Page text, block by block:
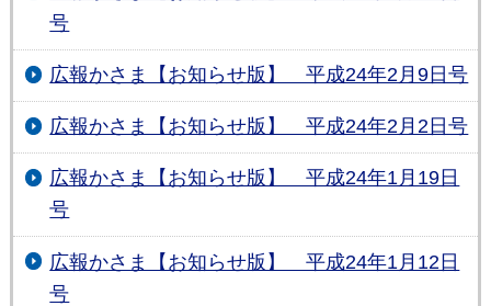
号
広報かさま【お知らせ版】 平成24年2月9日号
広報かさま【お知らせ版】 平成24年2月2日号
広報かさま【お知らせ版】 平成24年1月19日
号
広報かさま【お知らせ版】 平成24年1月12日
号